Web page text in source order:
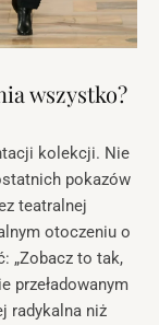
wszystko?
kolekcji. Nie
pokazów
teatralnej
otoczeniu o
„Zobacz to tak,
przeładowanym
radykalna niż